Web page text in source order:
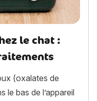
le chat :
(oxalates de
le bas de l’appareil